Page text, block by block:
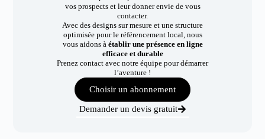
vos prospects et leur donner envie de vous
contacter.
Avec des designs sur mesure et une structure
optimisée pour le référencement local, nous
vous aidons à établir une présence en ligne
efficace et durable
Prenez contact avec notre équipe pour démarrer
l’aventure !
Choisir un abonnement
Demander un devis gratuit